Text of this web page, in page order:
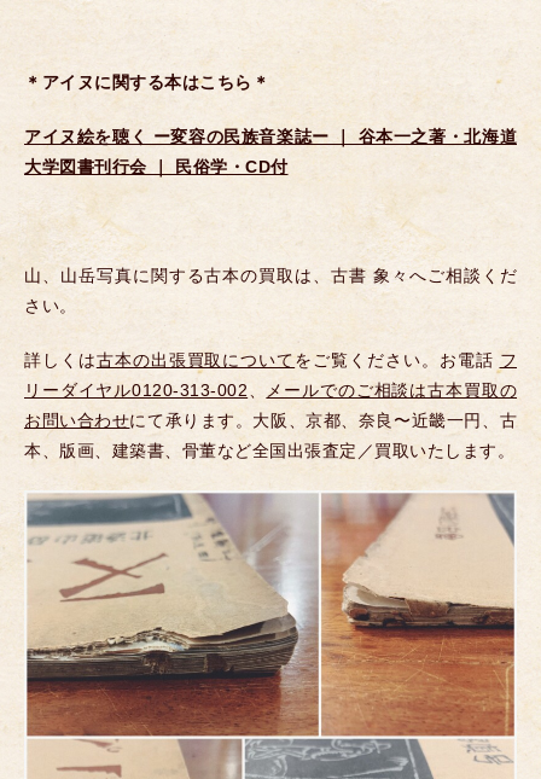
＊アイヌに関する本はこちら＊
アイヌ絵を聴く ー変容の民族音楽誌ー ｜ 谷本一之著・北海道
大学図書刊行会 ｜ 民俗学・CD付
山、山岳写真に関する古本の買取は、古書 象々へご相談くだ
さい。
詳しくは古本の出張買取についてをご覧ください。お電話 フ
リーダイヤル0120-313-002、
メールでのご相談は古本買取の
お問い合わせにて承ります。大阪、京都、奈良〜近畿一円、古
本、版画、建築書、骨董など全国出張査定／買取いたします。